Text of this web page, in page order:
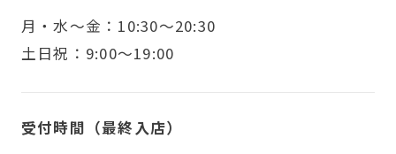
月・水〜金：10:30～20:30
土日祝：9:00～19:00
受付時間（最終入店）